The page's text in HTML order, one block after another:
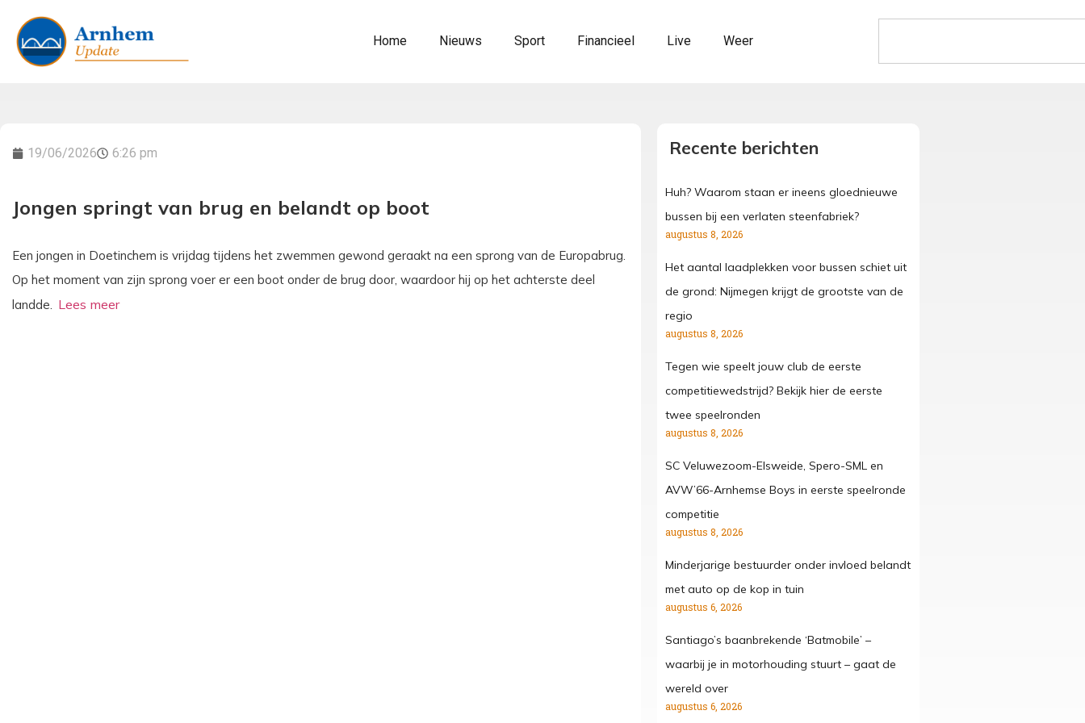
Home Nieuws Sport Financieel Live Weer
19/06/2026 6:26 pm
Jongen springt van brug en belandt op boot
Een jongen in Doetinchem is vrijdag tijdens het zwemmen gewond geraakt na een sprong van de Europabrug.
Op het moment van zijn sprong voer er een boot onder de brug door, waardoor hij op het achterste deel
landde.
Recente berichten
Huh? Waarom staan er ineens gloednieuwe
bussen bij een verlaten steenfabriek?
augustus 8, 2026
Het aantal laadplekken voor bussen schiet uit
de grond: Nijmegen krijgt de grootste van de
regio
augustus 8, 2026
Tegen wie speelt jouw club de eerste
competitiewedstrijd? Bekijk hier de eerste
twee speelronden
augustus 8, 2026
SC Veluwezoom-Elsweide, Spero-SML en
AVW’66-Arnhemse Boys in eerste speelronde
competitie
augustus 8, 2026
Minderjarige bestuurder onder invloed belandt
met auto op de kop in tuin
augustus 6, 2026
Santiago’s baanbrekende ‘Batmobile’ –
waarbij je in motorhouding stuurt – gaat de
wereld over
augustus 6, 2026